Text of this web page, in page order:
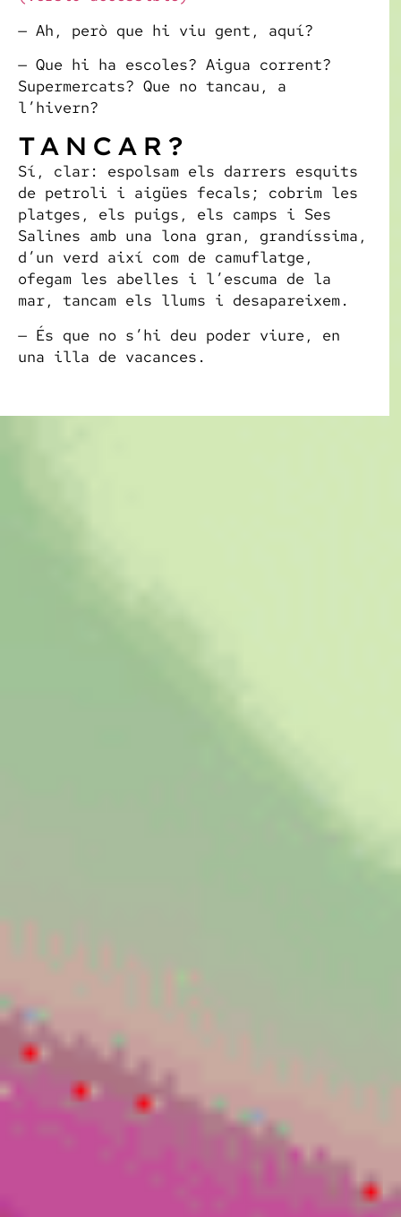
— Ah, però que hi viu gent, aquí?
— Que hi ha escoles? Aigua corrent?
Supermercats? Que no tancau, a
l’hivern?
TANCAR?
Sí, clar: espolsam els darrers esquits
de petroli i aigües fecals; cobrim les
platges, els puigs, els camps i Ses
Salines amb una lona gran, grandíssima,
d’un verd així com de camuflatge,
ofegam les abelles i l’escuma de la
mar, tancam els llums i desapareixem.
— És que no s’hi deu poder viure, en
una illa de vacances.